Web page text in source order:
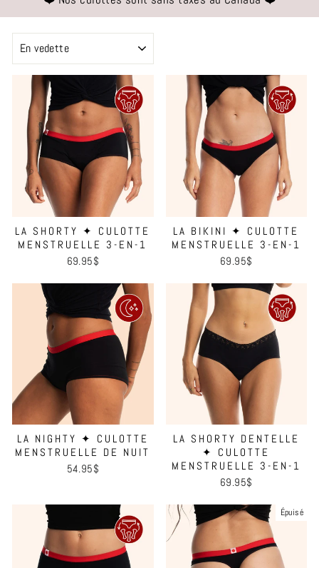
LA SHORTY ✦ CULOTTE
MENSTRUELLE 3-EN-1
69.95$
LA BIKINI ✦ CULOTTE
MENSTRUELLE 3-EN-1
69.95$
LA NIGHTY ✦ CULOTTE
MENSTRUELLE DE NUIT
54.95$
LA SHORTY DENTELLE
✦ CULOTTE
MENSTRUELLE 3-EN-1
69.95$
Épuisé